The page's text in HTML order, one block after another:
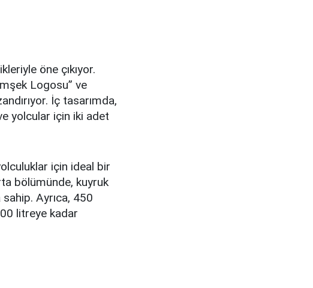
öne çıkıyor.
Logosu” ve
İç tasarımda,
yolcular için iki adet
için ideal bir
bölümünde, kuyruk
Ayrıca, 450
litreye kadar